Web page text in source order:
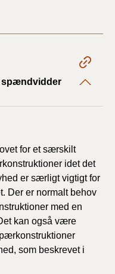
spændvidder
for et særskilt
idet det
er særligt vigtigt for
Der er normalt behov
med en
kan også være
som beskrevet i